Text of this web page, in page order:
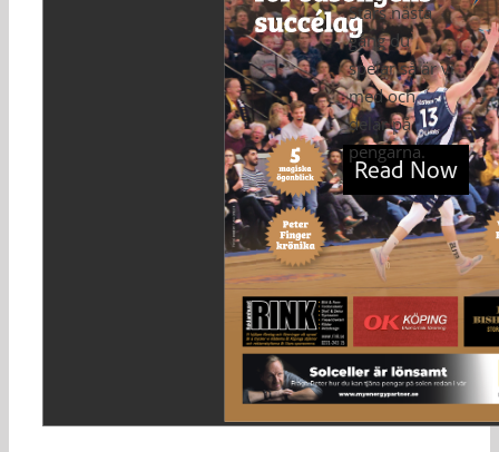
Stars nästa
gång du
spelar så är vi
med och
delar på
pengarna.